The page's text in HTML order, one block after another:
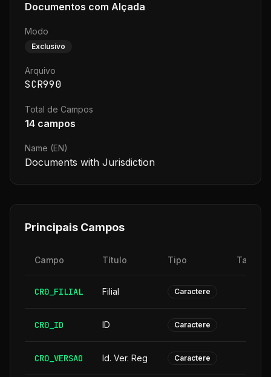
Documentos com Alçada
Modo
Exclusivo
Arquivo
SCR990
Total de Campos
14 campos
Name (EN)
Documents with Jurisdiction
Principais Campos
Campo Título Tipo
CR0_FILIAL Filial Caractere
CR0_ID ID Caractere
CR0_VERSAO Id. Ver. Reg Caractere